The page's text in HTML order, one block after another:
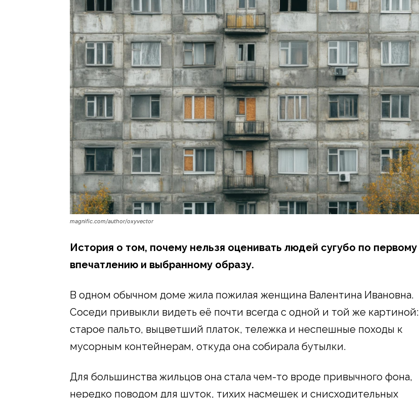
magnific.com/author/oxyvector
История о том, почему нельзя оценивать людей сугубо по первому
впечатлению и выбранному образу.
В одном обычном доме жила пожилая женщина Валентина Ивановна.
Соседи привыкли видеть её почти всегда с одной и той же картиной:
старое пальто, выцветший платок, тележка и неспешные походы к
мусорным контейнерам, откуда она собирала бутылки.
Для большинства жильцов она стала чем-то вроде привычного фона,
нередко поводом для шуток, тихих насмешек и снисходительных